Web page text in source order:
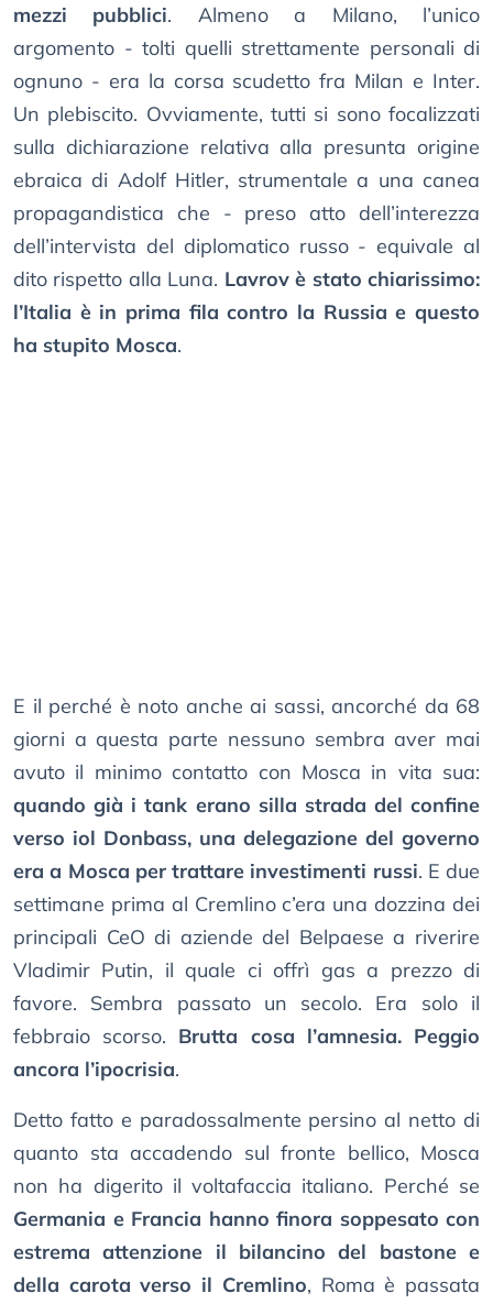
mezzi pubblici. Almeno a Milano, l’unico
argomento - tolti quelli strettamente personali di
ognuno - era la corsa scudetto fra Milan e Inter.
Un plebiscito. Ovviamente, tutti si sono focalizzati
sulla dichiarazione relativa alla presunta origine
ebraica di Adolf Hitler, strumentale a una canea
propagandistica che - preso atto dell’interezza
dell’intervista del diplomatico russo - equivale al
dito rispetto alla Luna. Lavrov è stato chiarissimo:
l’Italia è in prima fila contro la Russia e questo
ha stupito Mosca.
E il perché è noto anche ai sassi, ancorché da 68
giorni a questa parte nessuno sembra aver mai
avuto il minimo contatto con Mosca in vita sua:
quando già i tank erano silla strada del confine
verso iol Donbass, una delegazione del governo
era a Mosca per trattare investimenti russi. E due
settimane prima al Cremlino c’era una dozzina dei
principali CeO di aziende del Belpaese a riverire
Vladimir Putin, il quale ci offrì gas a prezzo di
favore. Sembra passato un secolo. Era solo il
febbraio scorso. Brutta cosa l’amnesia. Peggio
ancora l’ipocrisia.
Detto fatto e paradossalmente persino al netto di
quanto sta accadendo sul fronte bellico, Mosca
non ha digerito il voltafaccia italiano. Perché se
Germania e Francia hanno finora soppesato con
estrema attenzione il bilancino del bastone e
della carota verso il Cremlino, Roma è passata